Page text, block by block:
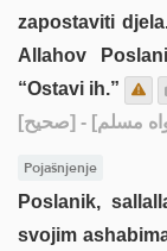
zapostaviti
Allahov
“Ostavi ih.”
[صحيح]
Pojašnjenje
Poslanik,
svojim